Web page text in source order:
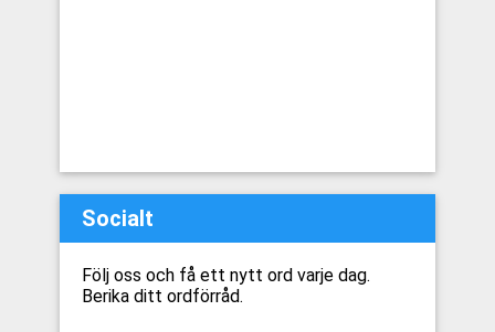
Socialt
Följ oss och få ett nytt ord varje dag.
Berika ditt ordförråd.